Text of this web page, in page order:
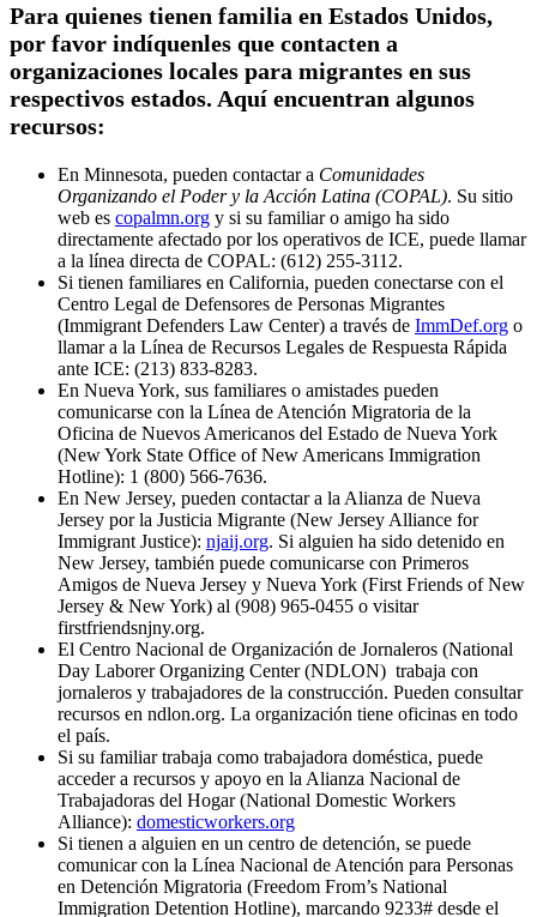
Para quienes tienen familia en Estados Unidos,
por favor indíquenles que contacten a
organizaciones locales para migrantes en sus
respectivos estados. Aquí encuentran algunos
recursos:
En Minnesota, pueden contactar a Comunidades
Organizando el Poder y la Acción Latina (COPAL). Su sitio
web es copalmn.org y si su familiar o amigo ha sido
directamente afectado por los operativos de ICE, puede llamar
a la línea directa de COPAL: (612) 255-3112.
Si tienen familiares en California, pueden conectarse con el
Centro Legal de Defensores de Personas Migrantes
(Immigrant Defenders Law Center) a través de ImmDef.org o
llamar a la Línea de Recursos Legales de Respuesta Rápida
ante ICE: (213) 833-8283.
En Nueva York, sus familiares o amistades pueden
comunicarse con la Línea de Atención Migratoria de la
Oficina de Nuevos Americanos del Estado de Nueva York
(New York State Office of New Americans Immigration
Hotline): 1 (800) 566-7636.
En New Jersey, pueden contactar a la Alianza de Nueva
Jersey por la Justicia Migrante (New Jersey Alliance for
Immigrant Justice): njaij.org. Si alguien ha sido detenido en
New Jersey, también puede comunicarse con Primeros
Amigos de Nueva Jersey y Nueva York (First Friends of New
Jersey & New York) al (908) 965-0455 o visitar
firstfriendsnjny.org.
El Centro Nacional de Organización de Jornaleros (National
Day Laborer Organizing Center (NDLON) trabaja con
jornaleros y trabajadores de la construcción. Pueden consultar
recursos en ndlon.org. La organización tiene oficinas en todo
el país.
Si su familiar trabaja como trabajadora doméstica, puede
acceder a recursos y apoyo en la Alianza Nacional de
Trabajadoras del Hogar (National Domestic Workers
Alliance): domesticworkers.org
Si tienen a alguien en un centro de detención, se puede
comunicar con la Línea Nacional de Atención para Personas
en Detención Migratoria (Freedom From’s National
Immigration Detention Hotline), marcando 9233# desde el